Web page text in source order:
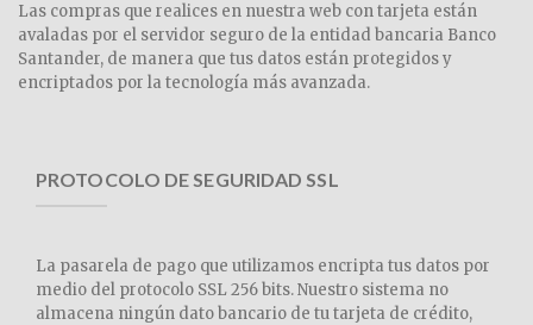
Las compras que realices en nuestra web con tarjeta están
avaladas por el servidor seguro de la entidad bancaria Banco
Santander, de manera que tus datos están protegidos y
encriptados por la tecnología más avanzada.
PROTOCOLO DE SEGURIDAD SSL
La pasarela de pago que utilizamos encripta tus datos por
medio del protocolo SSL 256 bits. Nuestro sistema no
almacena ningún dato bancario de tu tarjeta de crédito,